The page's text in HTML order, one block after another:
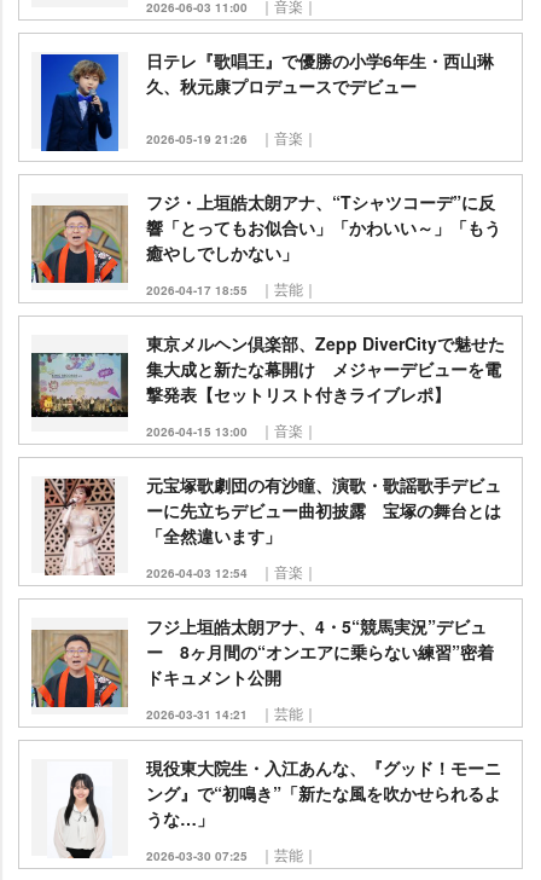
2026-06-03 11:00 ｜音楽｜
日テレ『歌唱王』で優勝の小学6年生・西山琳
久、秋元康プロデュースでデビュー
2026-05-19 21:26 ｜音楽｜
フジ・上垣皓太朗アナ、“Tシャツコーデ”に反
響「とってもお似合い」「かわいい～」「もう
癒やしでしかない」
2026-04-17 18:55 ｜芸能｜
東京メルヘン倶楽部、Zepp DiverCityで魅せた
集大成と新たな幕開け メジャーデビューを電
撃発表【セットリスト付きライブレポ】
2026-04-15 13:00 ｜音楽｜
元宝塚歌劇団の有沙瞳、演歌・歌謡歌手デビュ
ーに先立ちデビュー曲初披露 宝塚の舞台とは
「全然違います」
2026-04-03 12:54 ｜音楽｜
フジ上垣皓太朗アナ、4・5“競馬実況”デビュ
ー 8ヶ月間の“オンエアに乗らない練習”密着
ドキュメント公開
2026-03-31 14:21 ｜芸能｜
現役東大院生・入江あんな、『グッド！モーニ
ング』で“初鳴き”「新たな風を吹かせられるよ
うな…」
2026-03-30 07:25 ｜芸能｜